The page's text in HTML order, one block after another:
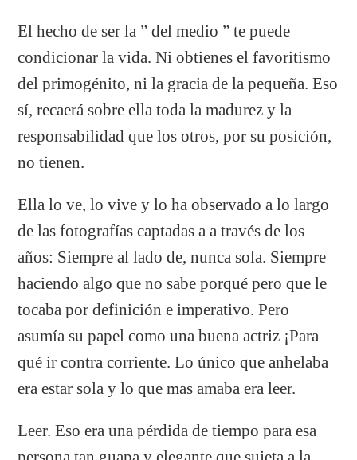
El hecho de ser la ” del medio ” te puede
condicionar la vida. Ni obtienes el favoritismo
del primogénito, ni la gracia de la pequeña. Eso
sí, recaerá sobre ella toda la madurez y la
responsabilidad que los otros, por su posición,
no tienen.
Ella lo ve, lo vive y lo ha observado a lo largo
de las fotografías captadas a a través de los
años: Siempre al lado de, nunca sola. Siempre
haciendo algo que no sabe porqué pero que le
tocaba por definición e imperativo. Pero
asumía su papel como una buena actriz ¡Para
qué ir contra corriente. Lo único que anhelaba
era estar sola y lo que mas amaba era leer.
Leer. Eso era una pérdida de tiempo para esa
persona tan guapa y elegante que sujeta a la